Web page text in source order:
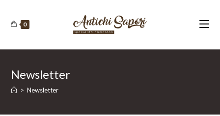
0
Newsletter
> Newsletter